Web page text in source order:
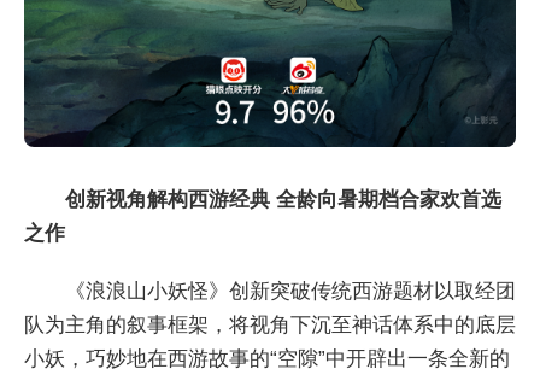
创新视角解构西游经典 全龄向暑期档合家欢首选
之作
《浪浪山小妖怪》创新突破传统西游题材以取经团
队为主角的叙事框架，将视角下沉至神话体系中的底层
小妖，巧妙地在西游故事的“空隙”中开辟出一条全新的